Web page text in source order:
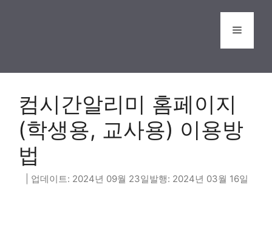
Menu
컴시간알리미 홈페이지
(학생용, 교사용) 이용방
법
2024년 09월 23일 2024년 03월 16일